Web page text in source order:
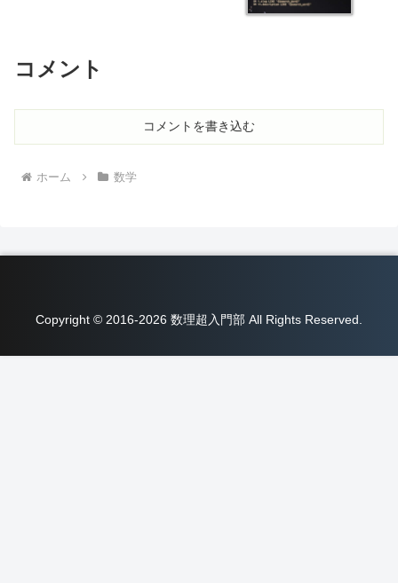
コメント
コメントを書き込む
ホーム 数学
Copyright © 2016-2026 数理超入門部 All Rights Reserved.